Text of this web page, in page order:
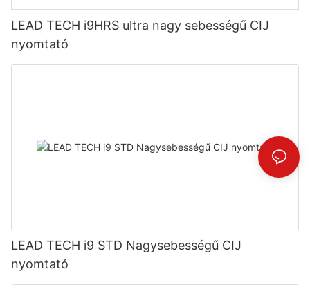
LEAD TECH i9HRS ultra nagy sebességű CIJ
nyomtató
LEAD TECH i9 STD Nagysebességű CIJ
nyomtató